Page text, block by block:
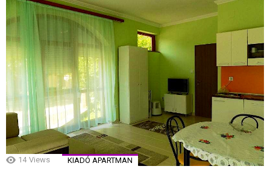
14 Views KIADÓ APARTMAN